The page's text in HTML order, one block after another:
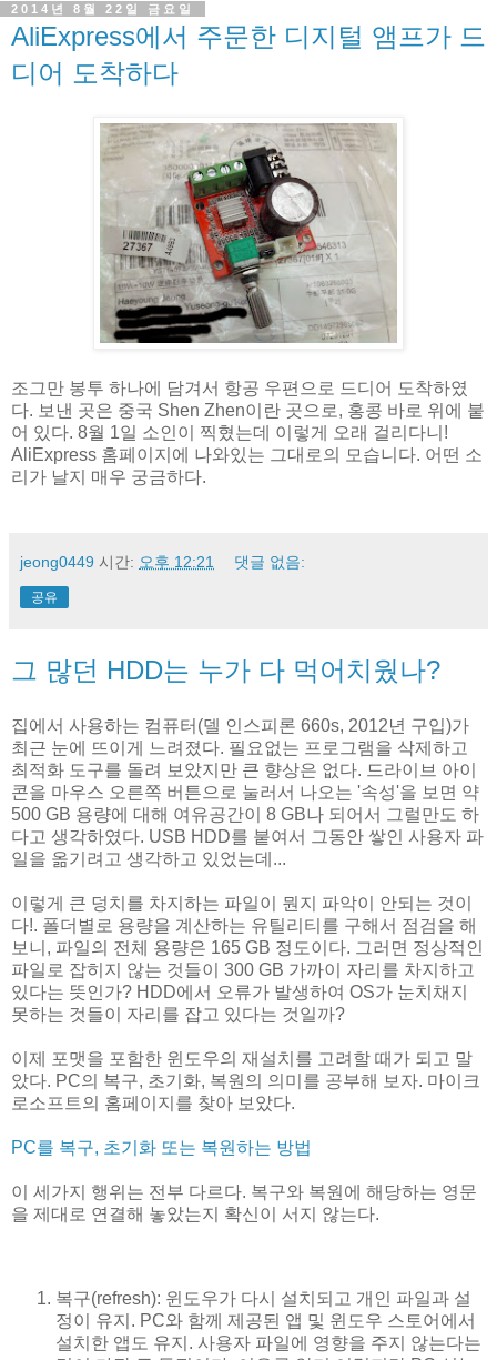
2014년 8월 22일 금요일
AliExpress에서 주문한 디지털 앰프가 드
디어 도착하다
조그만 봉투 하나에 담겨서 항공 우편으로 드디어 도착하였
다. 보낸 곳은 중국 Shen Zhen이란 곳으로, 홍콩 바로 위에 붙
어 있다. 8월 1일 소인이 찍혔는데 이렇게 오래 걸리다니!
AliExpress 홈페이지에 나와있는 그대로의 모습니다. 어떤 소
리가 날지 매우 궁금하다.
jeong0449 시간: 오후 12:21 댓글 없음:
공유
그 많던 HDD는 누가 다 먹어치웠나?
집에서 사용하는 컴퓨터(델 인스피론 660s, 2012년 구입)가
최근 눈에 뜨이게 느려졌다. 필요없는 프로그램을 삭제하고
최적화 도구를 돌려 보았지만 큰 향상은 없다. 드라이브 아이
콘을 마우스 오른쪽 버튼으로 눌러서 나오는 '속성'을 보면 약
500 GB 용량에 대해 여유공간이 8 GB나 되어서 그럴만도 하
다고 생각하였다. USB HDD를 붙여서 그동안 쌓인 사용자 파
일을 옮기려고 생각하고 있었는데...
이렇게 큰 덩치를 차지하는 파일이 뭔지 파악이 안되는 것이
다!. 폴더별로 용량을 계산하는 유틸리티를 구해서 점검을 해
보니, 파일의 전체 용량은 165 GB 정도이다. 그러면 정상적인
파일로 잡히지 않는 것들이 300 GB 가까이 자리를 차지하고
있다는 뜻인가? HDD에서 오류가 발생하여 OS가 눈치채지
못하는 것들이 자리를 잡고 있다는 것일까?
이제 포맷을 포함한 윈도우의 재설치를 고려할 때가 되고 말
았다. PC의 복구, 초기화, 복원의 의미를 공부해 보자. 마이크
로소프트의 홈페이지를 찾아 보았다.
PC를 복구, 초기화 또는 복원하는 방법
이 세가지 행위는 전부 다르다. 복구와 복원에 해당하는 영문
을 제대로 연결해 놓았는지 확신이 서지 않는다.
복구(refresh): 윈도우가 다시 설치되고 개인 파일과 설
정이 유지. PC와 함께 제공된 앱 및 윈도우 스토어에서
설치한 앱도 유지. 사용자 파일에 영향을 주지 않는다는